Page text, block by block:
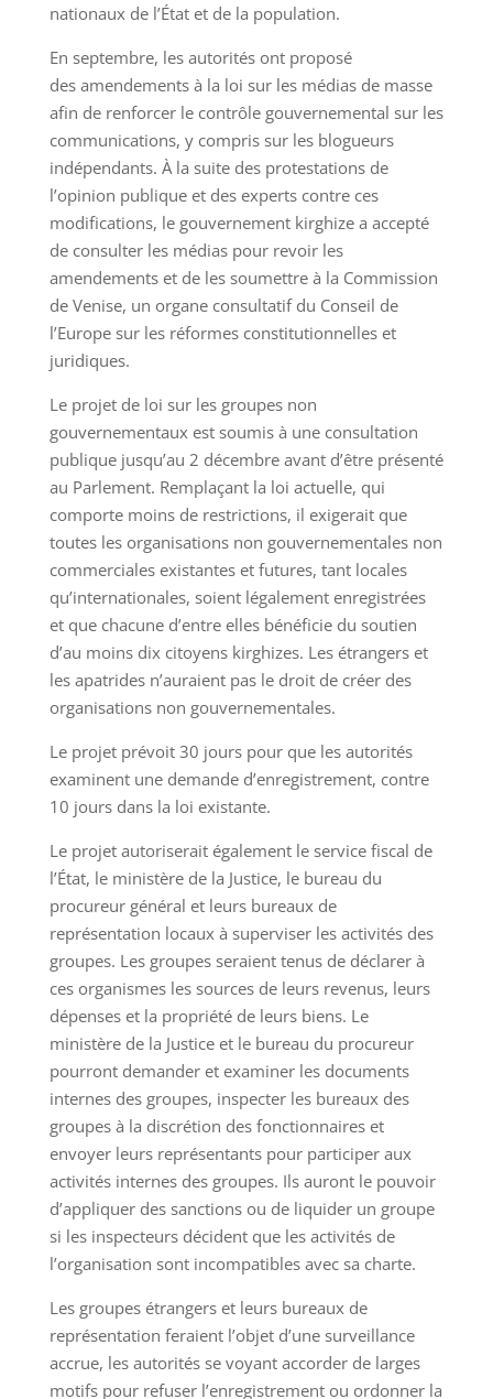
nationaux de l’État et de la population.
En septembre, les autorités ont proposé
des amendements à la loi sur les médias de masse
afin de renforcer le contrôle gouvernemental sur les
communications, y compris sur les blogueurs
indépendants. À la suite des protestations de
l’opinion publique et des experts contre ces
modifications, le gouvernement kirghize a accepté
de consulter les médias pour revoir les
amendements et de les soumettre à la Commission
de Venise, un organe consultatif du Conseil de
l’Europe sur les réformes constitutionnelles et
juridiques.
Le projet de loi sur les groupes non
gouvernementaux est soumis à une consultation
publique jusqu’au 2 décembre avant d’être présenté
au Parlement. Remplaçant la loi actuelle, qui
comporte moins de restrictions, il exigerait que
toutes les organisations non gouvernementales non
commerciales existantes et futures, tant locales
qu’internationales, soient légalement enregistrées
et que chacune d’entre elles bénéficie du soutien
d’au moins dix citoyens kirghizes. Les étrangers et
les apatrides n’auraient pas le droit de créer des
organisations non gouvernementales.
Le projet prévoit 30 jours pour que les autorités
examinent une demande d’enregistrement, contre
10 jours dans la loi existante.
Le projet autoriserait également le service fiscal de
l’État, le ministère de la Justice, le bureau du
procureur général et leurs bureaux de
représentation locaux à superviser les activités des
groupes. Les groupes seraient tenus de déclarer à
ces organismes les sources de leurs revenus, leurs
dépenses et la propriété de leurs biens. Le
ministère de la Justice et le bureau du procureur
pourront demander et examiner les documents
internes des groupes, inspecter les bureaux des
groupes à la discrétion des fonctionnaires et
envoyer leurs représentants pour participer aux
activités internes des groupes. Ils auront le pouvoir
d’appliquer des sanctions ou de liquider un groupe
si les inspecteurs décident que les activités de
l’organisation sont incompatibles avec sa charte.
Les groupes étrangers et leurs bureaux de
représentation feraient l’objet d’une surveillance
accrue, les autorités se voyant accorder de larges
motifs pour refuser l’enregistrement ou ordonner la